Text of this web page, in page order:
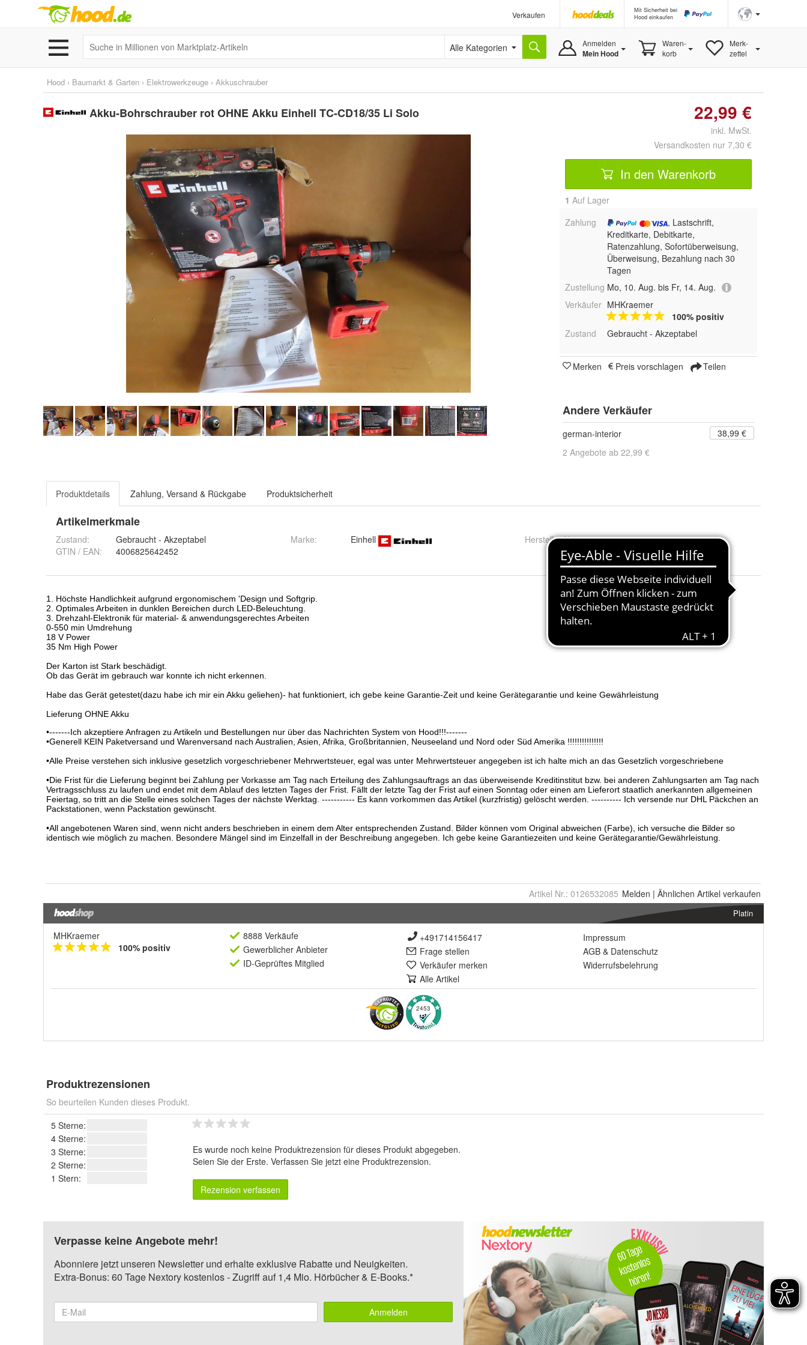
Verkaufen
Mit Sicherheit bei
Hood einkaufen
Alle Kategorien Anmelden
Mein Hood
Waren-
korb
Merk-
zettel
Hood › Baumarkt & Garten › Elektrowerkzeuge › Akkuschrauber
Akku-Bohrschrauber rot OHNE Akku Einhell TC-CD18/35 Li Solo 22,99 €
inkl. MwSt.
Versandkosten nur 7,30 €
In den Warenkorb
1 Auf Lager
Zahlung
, Lastschrift,
Kreditkarte, Debitkarte,
Ratenzahlung, Sofortüberweisung,
Überweisung, Bezahlung nach 30
Tagen
Zustellung Mo, 10. Aug. bis Fr, 14. Aug.
Verkäufer MHKraemer
100% positiv
Zustand
Gebraucht - Akzeptabel
Merken Preis vorschlagen Teilen
Andere Verkäufer
german-interior
38,99 €
2 Angebote ab 22,99 €
Produktdetails Zahlung, Versand & Rückgabe Produktsicherheit
Artikelmerkmale
Zustand:
Gebraucht - Akzeptabel
GTIN / EAN:
4006825642452
Marke: Einhell Hersteller Nr.: 45.139.27
Artikel Nr.: 0126532085 Melden | Ähnlichen Artikel verkaufen
Platin
MHKraemer
100% positiv
8888 Verkäufe
Gewerblicher Anbieter
ID-Geprüftes Mitglied
+491714156417
Frage stellen
Verkäufer merken
Alle Artikel
Impressum
AGB & Datenschutz
Widerrufsbelehrung
2453
Produktrezensionen
So beurteilen Kunden dieses Produkt.
5 Sterne:
4 Sterne:
3 Sterne:
2 Sterne:
1 Stern:
Es wurde noch keine Produktrezension für dieses Produkt abgegeben.
Seien Sie der Erste. Verfassen Sie jetzt eine Produktrezension.
Rezension verfassen
Verpasse keine Angebote mehr!
Abonniere jetzt unseren Newsletter und erhalte exklusive Rabatte und Neuigkeiten.
Extra-Bonus: 60 Tage Nextory kostenlos - Zugriff auf 1,4 Mio. Hörbücher & E-Books.*
Anmelden